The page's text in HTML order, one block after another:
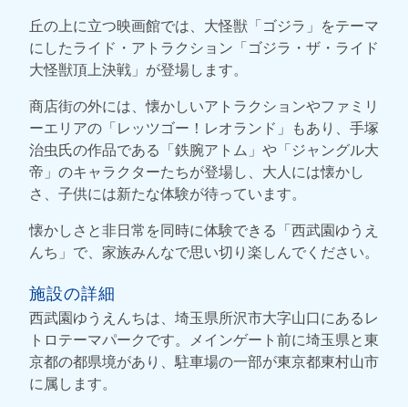
丘の上に立つ映画館では、大怪獣「ゴジラ」をテーマ
にしたライド・アトラクション「ゴジラ・ザ・ライド
大怪獣頂上決戦」が登場します。
商店街の外には、懐かしいアトラクションやファミリ
ーエリアの「レッツゴー！レオランド」もあり、手塚
治虫氏の作品である「鉄腕アトム」や「ジャングル大
帝」のキャラクターたちが登場し、大人には懐かし
さ、子供には新たな体験が待っています。
懐かしさと非日常を同時に体験できる「西武園ゆうえ
んち」で、家族みんなで思い切り楽しんでください。
施設の詳細
西武園ゆうえんちは、埼玉県所沢市大字山口にあるレ
トロテーマパークです。メインゲート前に埼玉県と東
京都の都県境があり、駐車場の一部が東京都東村山市
に属します。